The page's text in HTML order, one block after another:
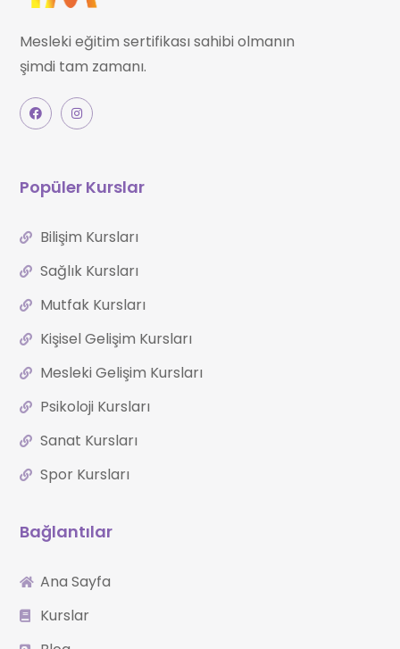
Mesleki eğitim sertifikası sahibi olmanın
şimdi tam zamanı.
Popüler Kurslar
Bilişim Kursları
Sağlık Kursları
Mutfak Kursları
Kişisel Gelişim Kursları
Mesleki Gelişim Kursları
Psikoloji Kursları
Sanat Kursları
Spor Kursları
Bağlantılar
Ana Sayfa
Kurslar